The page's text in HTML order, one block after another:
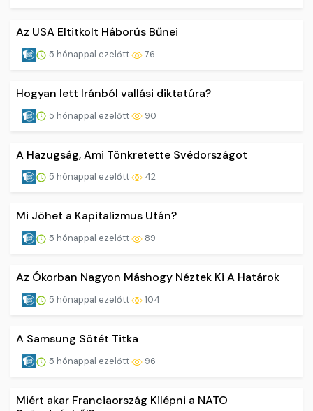
Az USA Eltitkolt Háborús Bűnei
5 hónappal ezelőtt 76
Hogyan lett Iránból vallási diktatúra?
5 hónappal ezelőtt 90
A Hazugság, Ami Tönkretette Svédországot
5 hónappal ezelőtt 42
Mi Jöhet a Kapitalizmus Után?
5 hónappal ezelőtt 89
Az Ókorban Nagyon Máshogy Néztek Ki A Határok
5 hónappal ezelőtt 104
A Samsung Sötét Titka
5 hónappal ezelőtt 96
Miért akar Franciaország Kilépni a NATO